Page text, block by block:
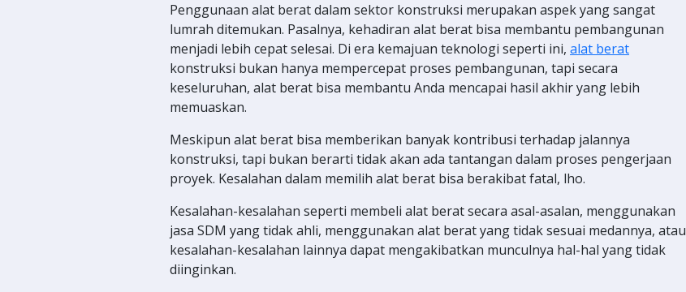
Penggunaan alat berat dalam sektor konstruksi merupakan aspek yang sangat
lumrah ditemukan. Pasalnya, kehadiran alat berat bisa membantu pembangunan
menjadi lebih cepat selesai. Di era kemajuan teknologi seperti ini, alat berat
konstruksi bukan hanya mempercepat proses pembangunan, tapi secara
keseluruhan, alat berat bisa membantu Anda mencapai hasil akhir yang lebih
memuaskan.
Meskipun alat berat bisa memberikan banyak kontribusi terhadap jalannya
konstruksi, tapi bukan berarti tidak akan ada tantangan dalam proses pengerjaan
proyek. Kesalahan dalam memilih alat berat bisa berakibat fatal, lho.
Kesalahan-kesalahan seperti membeli alat berat secara asal-asalan, menggunakan
jasa SDM yang tidak ahli, menggunakan alat berat yang tidak sesuai medannya, atau
kesalahan-kesalahan lainnya dapat mengakibatkan munculnya hal-hal yang tidak
diinginkan.